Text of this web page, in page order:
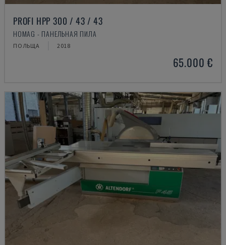
PROFI HPP 300 / 43 / 43
HOMAG - ПАНЕЛЬНАЯ ПИЛА
ПОЛЬЩА 2018
65.000 €